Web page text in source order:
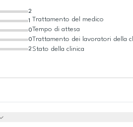
2
0
0
1
2
Trattamento del medico
Tempo di attesa
Trattamento dei lavoratori della
Stato della clinica